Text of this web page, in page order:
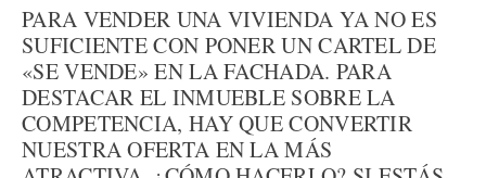
PARA VENDER UNA VIVIENDA YA NO ES
SUFICIENTE CON PONER UN CARTEL DE
«SE VENDE» EN LA FACHADA. PARA
DESTACAR EL INMUEBLE SOBRE LA
COMPETENCIA, HAY QUE CONVERTIR
NUESTRA OFERTA EN LA MÁS